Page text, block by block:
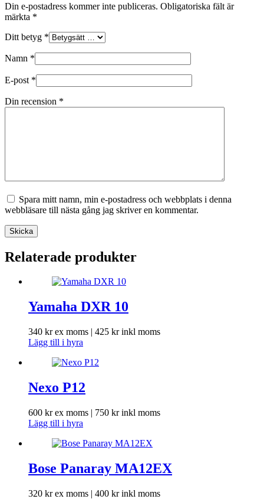
Din e-postadress kommer inte publiceras. Obligatoriska fält är
märkta *
Ditt betyg *
Namn *
E-post *
Din recension *
Spara mitt namn, min e-postadress och webbplats i denna
webbläsare till nästa gång jag skriver en kommentar.
Skicka
Relaterade produkter
Yamaha DXR 10
340 krex moms | 425 krinkl moms
Lägg till i hyra
Nexo P12
600 krex moms | 750 krinkl moms
Lägg till i hyra
Bose Panaray MA12EX
320 krex moms | 400 krinkl moms